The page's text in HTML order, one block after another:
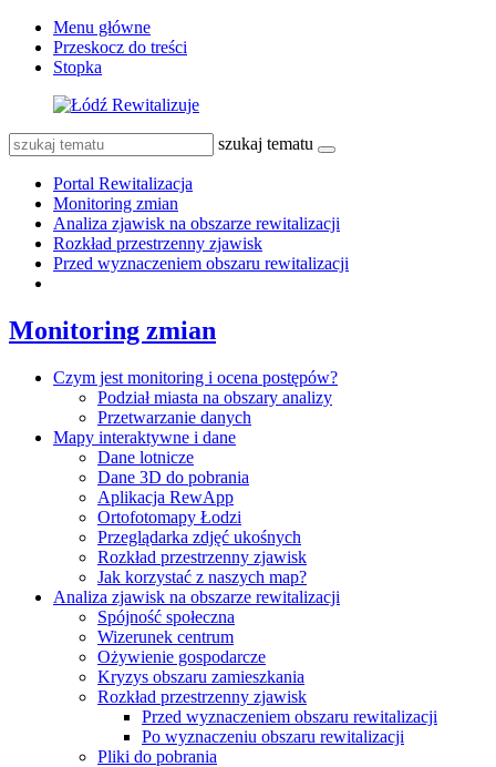
Menu główne
Przeskocz do treści
Stopka
szukaj tematu
Portal Rewitalizacja
Monitoring zmian
Analiza zjawisk na obszarze rewitalizacji
Rozkład przestrzenny zjawisk
Przed wyznaczeniem obszaru rewitalizacji
Monitoring zmian
Czym jest monitoring i ocena postępów?
Podział miasta na obszary analizy
Przetwarzanie danych
Mapy interaktywne i dane
Dane lotnicze
Dane 3D do pobrania
Aplikacja RewApp
Ortofotomapy Łodzi
Przeglądarka zdjęć ukośnych
Rozkład przestrzenny zjawisk
Jak korzystać z naszych map?
Analiza zjawisk na obszarze rewitalizacji
Spójność społeczna
Wizerunek centrum
Ożywienie gospodarcze
Kryzys obszaru zamieszkania
Rozkład przestrzenny zjawisk
Przed wyznaczeniem obszaru rewitalizacji
Po wyznaczeniu obszaru rewitalizacji
Pliki do pobrania